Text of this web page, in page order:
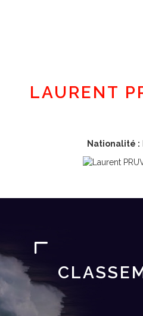
LAURENT
Nationalité :